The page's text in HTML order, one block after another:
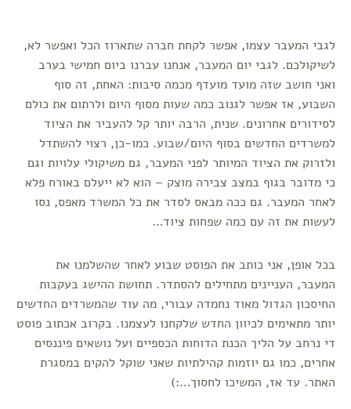
לגבי המעבר עצמו, אפשר לקחת חברה שתארוז הכל ואפשר לא,
לשיקולכם. לגבי יום המעבר, אנחנו עברנו ביום חמישי בערב
ואני חושב שזה מועד מועדף מכמה סיבות: האחת, זה סוף
השבוע, אז אפשר לגנוב כמה שעות מסוף היום ולרתום את כולם
לסידורים אחרונים. שנית, הרבה יותר קל להעביר את הציוד
למשרדים החדשים בסוף היום/שבוע. כמו-כן, רצוי להשתדל
ולזרוק את הציוד המיותר לפני המעבר, גם משיקולי עלויות וגם
כי מדובר בגוף במצב צבירה מוצק – הוא לא ייעלם באורח פלא
לאחר המעבר. גם ככה מבאס לסדר את כל המשרד מאפס, נסו
לעשות את זה עם כמה שפחות ציוד…
בכל אופן, אני כותב את הפוסט שבוע לאחר שהשלמנו את
המעבר, העניינים מתחילים להסתדר. תחושת ההישג בעקבות
החיסכון הגדול מאוד נחמדה עבורי, מה עוד שהמשרדים החדשים
יותר מתאימים לכיוון החדש שלקחנו לעצמנו. בקרוב אכתוב פוסט
די נרחב על הליך הכנת הדוחות הכספיים ועל נושאים פיננסים
אחרים, כמו גם יוזמות קהילתיות שאני שוקל להקים במסגרת
האתר. עד אז, המשיכו לחסוך…:)